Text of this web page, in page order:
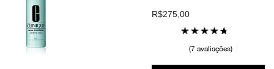
R$275,00
7 avaliações